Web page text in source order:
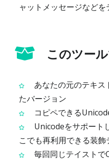
ャットメッセージなど
このツー
あなたの元のテキ
たバージョン
コピペできる
Unicodeをサポート
こでも再利用できる装飾
毎回同じテイスト